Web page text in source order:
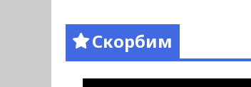
Скорбим